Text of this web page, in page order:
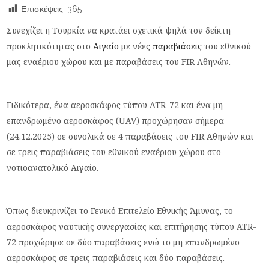
Επισκέψεις: 365
Συνεχίζει η Τουρκία να κρατάει σχετικά ψηλά τον δείκτη
προκλητικότητας στοΑιγαίο με νέεςπαραβιάσεις του εθνικού
μας εναέριου χώρου και με παραβάσεις του FIR Αθηνών.
Ειδικότερα, ένα αεροσκάφος τύπου ATR-72 και ένα μη
επανδρωμένο αεροσκάφος (UAV) προχώρησαν σήμερα
(24.12.2025) σε συνολικά σε 4 παραβάσεις του FIR Αθηνών και
σε τρεις παραβιάσεις του εθνικού εναέριου χώρου στο
νοτιοανατολικό Αιγαίο.
Όπως διευκρινίζει το Γενικό Επιτελείο Εθνικής Άμυνας, το
αεροσκάφος ναυτικής συνεργασίας και επιτήρησης τύπου ATR-
72 προχώρησε σε δύο παραβάσεις ενώ το μη επανδρωμένο
αεροσκάφος σε τρεις παραβιάσεις και δύο παραβάσεις.